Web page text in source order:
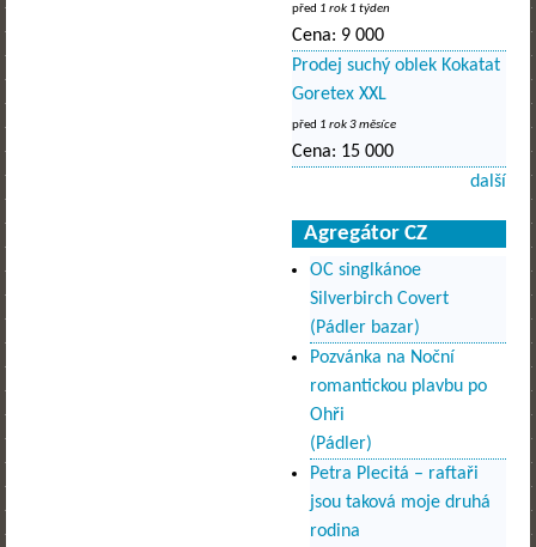
před 1 rok 1 týden
Cena: 9 000
Prodej suchý oblek Kokatat
Goretex XXL
před 1 rok 3 měsíce
Cena: 15 000
další
Agregátor CZ
OC singlkánoe
Silverbirch Covert
(Pádler bazar)
Pozvánka na Noční
romantickou plavbu po
Ohři
(Pádler)
Petra Plecitá – raftaři
jsou taková moje druhá
rodina